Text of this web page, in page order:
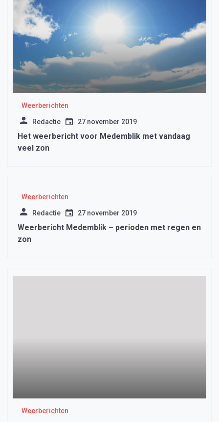
Weerberichten
Redactie 27 november 2019
Het weerbericht voor Medemblik met vandaag
veel zon
Weerberichten
Redactie 27 november 2019
Weerbericht Medemblik – perioden met regen en
zon
Weerberichten